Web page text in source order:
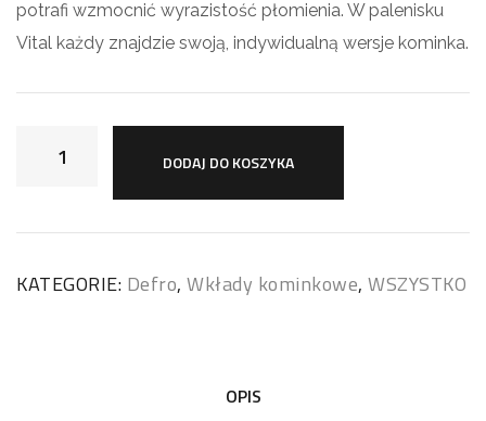
potrafi wzmocnić wyrazistość płomienia. W palenisku
Vital każdy znajdzie swoją, indywidualną wersje kominka.
DODAJ DO KOSZYKA
KATEGORIE: Defro, Wkłady kominkowe, WSZYSTKO
OPIS